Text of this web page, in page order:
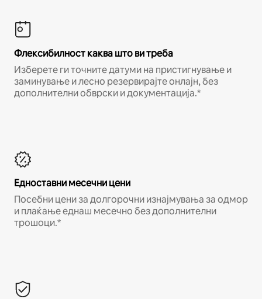
Флексибилност каква што ви треба
Изберете ги точните датуми на пристигнување и
заминување и лесно резервирајте онлајн, без
дополнителни обврски и документација.*
Едноставни месечни цени
Посебни цени за долгорочни изнајмувања за одмор
и плаќање еднаш месечно без дополнителни
трошоци.*